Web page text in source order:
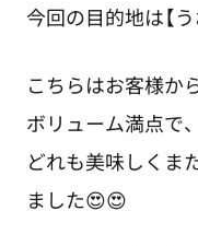
今回の目的地は【
こちらはお客様か
ボリューム満点で
どれも美味しくま
ました😍😍